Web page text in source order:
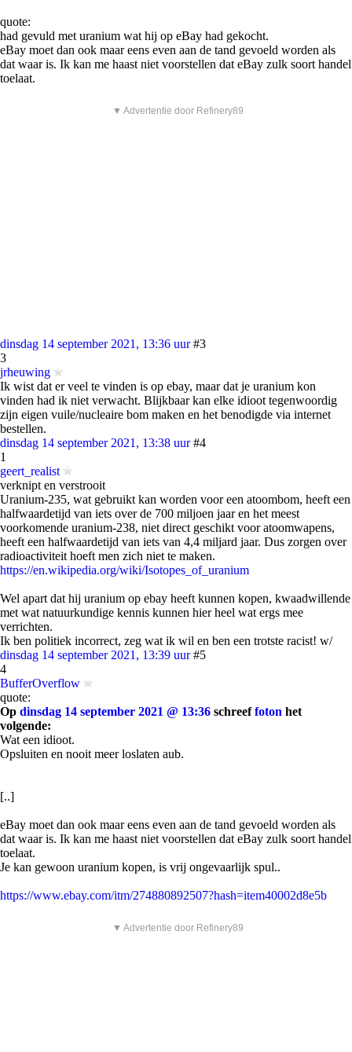
quote:
had gevuld met uranium wat hij op eBay had gekocht.
eBay moet dan ook maar eens even aan de tand gevoeld worden als
dat waar is. Ik kan me haast niet voorstellen dat eBay zulk soort handel
toelaat.
▼ Advertentie door Refinery89
dinsdag 14 september 2021, 13:36 uur #3
3
jrheuwing
Ik wist dat er veel te vinden is op ebay, maar dat je uranium kon
vinden had ik niet verwacht. Blijkbaar kan elke idioot tegenwoordig
zijn eigen vuile/nucleaire bom maken en het benodigde via internet
bestellen.
dinsdag 14 september 2021, 13:38 uur #4
1
geert_realist
verknipt en verstrooit
Uranium-235, wat gebruikt kan worden voor een atoombom, heeft een
halfwaardetijd van iets over de 700 miljoen jaar en het meest
voorkomende uranium-238, niet direct geschikt voor atoomwapens,
heeft een halfwaardetijd van iets van 4,4 miljard jaar. Dus zorgen over
radioactiviteit hoeft men zich niet te maken.
https://en.wikipedia.org/wiki/Isotopes_of_uranium
Wel apart dat hij uranium op ebay heeft kunnen kopen, kwaadwillende
met wat natuurkundige kennis kunnen hier heel wat ergs mee
verrichten.
Ik ben politiek incorrect, zeg wat ik wil en ben een trotste racist! w/
dinsdag 14 september 2021, 13:39 uur #5
4
BufferOverflow
quote:
Op dinsdag 14 september 2021 @ 13:36 schreeffoton het
volgende:
Wat een idioot.
Opsluiten en nooit meer loslaten aub.
[..]
eBay moet dan ook maar eens even aan de tand gevoeld worden als
dat waar is. Ik kan me haast niet voorstellen dat eBay zulk soort handel
toelaat.
Je kan gewoon uranium kopen, is vrij ongevaarlijk spul..
https://www.ebay.com/itm/274880892507?hash=item40002d8e5b
▼ Advertentie door Refinery89